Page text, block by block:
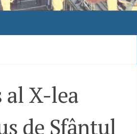
al X-lea
de Sfântul